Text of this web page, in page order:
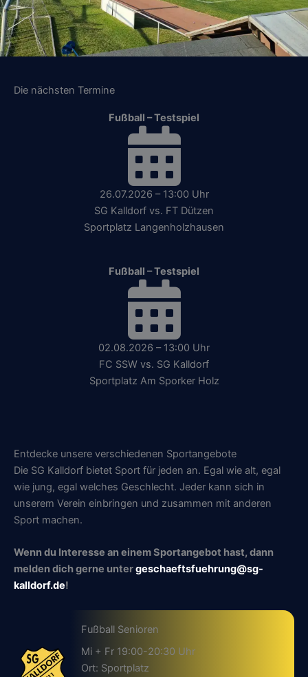
Die nächsten Termine
Fußball – Testspiel
26.07.2026 – 13:00 Uhr
SG Kalldorf vs. FT Dützen
Sportplatz Langenholzhausen
Fußball – Testspiel
02.08.2026 – 13:00 Uhr
FC SSW vs. SG Kalldorf
Sportplatz Am Sporker Holz
Entdecke unsere verschiedenen Sportangebote
Die SG Kalldorf bietet Sport für jeden an. Egal wie alt, egal
wie jung, egal welches Geschlecht. Jeder kann sich in
unserem Verein einbringen und zusammen mit anderen
Sport machen.
Wenn du Interesse an einem Sportangebot hast, dann
melden dich gerne untergeschaeftsfuehrung@sg-
kalldorf.de!
Fußball Senioren
Mi + Fr 19:00-20:30 Uhr
Ort: Sportplatz